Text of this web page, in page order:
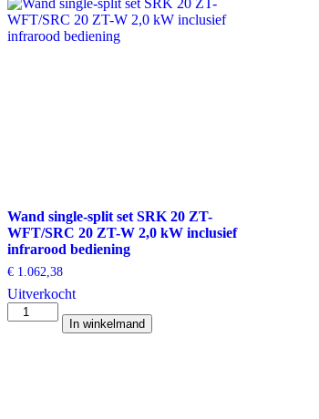
Wand single-split set SRK 20 ZT-
WFT/SRC 20 ZT-W 2,0 kW inclusief
infrarood bediening
€1.062,38
Uitverkocht
Wand
single-
In winkelmand